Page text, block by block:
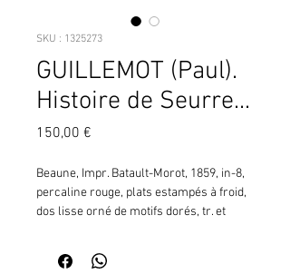
SKU : 1325273
GUILLEMOT (Paul).
Histoire de Seurre...
150,00 €
Beaune, Impr. Batault-Morot, 1859, in-8,
percaline rouge, plats estampés à froid,
dos lisse orné de motifs dorés, tr. et
2 vignettes in-t. (L79) ¦Suivi de :   -
VIENNE (Philippe de). Charte des